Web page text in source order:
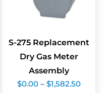
S-275 Replacement
Dry Gas Meter
Assembly
$0.00 – $1,582.50Price
range: